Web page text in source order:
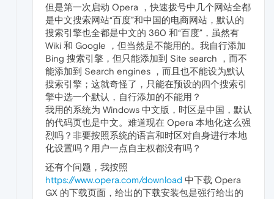
但是第一次启动 Opera ，快速拨号中几个网站全都
是中文搜索网站“百度”和中国的电商网站，默认的
搜索引擎也全都是中文的 360 和“百度”，虽然有
Wiki 和 Google ，但当然是不能用的。我自行添加
Bing 搜索引擎，但只能添加到 Site search ，而不
能添加到 Search engines ，而且也不能设为默认
搜索引擎；这就奇怪了，只能在预设的四个搜索引
擎中选一个默认，自行添加的不能用？
我用的系统为 Windows 中文版，时区是中国，默认
的代码页也是中文。难道现在 Opera 本地化这么强
烈吗？非要按照系统的语言和时区对自身进行本地
化设置吗？用户一点自主权都没有吗？
还有个问题，我按照
https://www.opera.com/download 中下载 Opera
GX 的下载页面，给出的下载安装包是强行给出的